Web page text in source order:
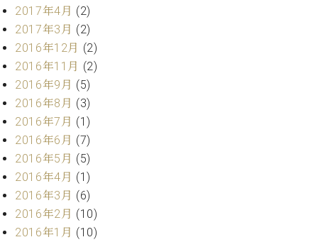
W.
ホ
フ
マ
ン
ヴ
ィ
ジ
ョ
ン
C.BECHSTEIN
Digital(ベ
ヒ
シ
挨
拶
術
者
紹
介
展示
情報
ーロ
ピア
ノ特
選中
古】
2017年4月 (2)
2017年3月 (2)
2016年12月 (2)
2016年11月 (2)
2016年9月 (5)
2016年8月 (3)
2016年7月 (1)
2016年6月 (7)
2016年5月 (5)
2016年4月 (1)
2016年3月 (6)
2016年2月 (10)
2016年1月 (10)